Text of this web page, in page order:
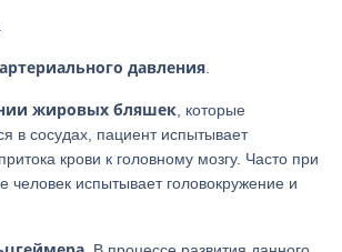
давления
жировых бляшек , которые
в сосудах, пациент испытывает
крови к головному мозгу. Часто при
человек испытывает головокружение и